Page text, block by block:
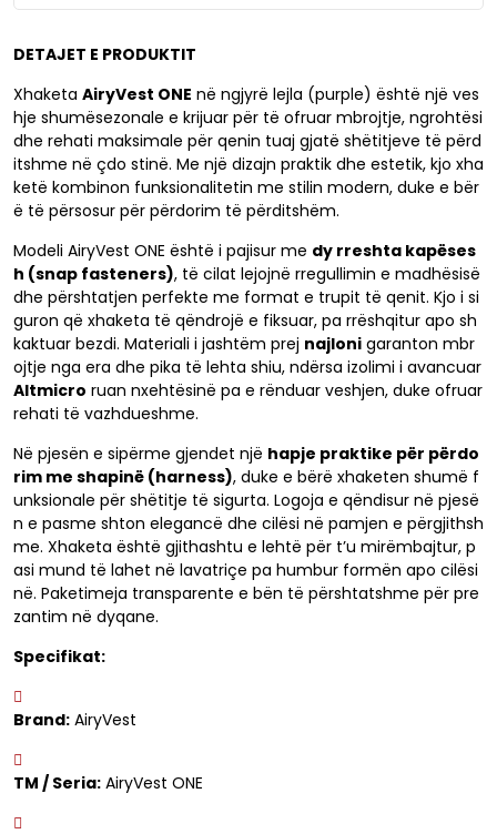
DETAJET E PRODUKTIT
Xhaketa AiryVest ONE në ngjyrë lejla (purple) është një ves
hje shumësezonale e krijuar për të ofruar mbrojtje, ngrohtësi
dhe rehati maksimale për qenin tuaj gjatë shëtitjeve të përd
itshme në çdo stinë. Me një dizajn praktik dhe estetik, kjo xha
ketë kombinon funksionalitetin me stilin modern, duke e bër
ë të përsosur për përdorim të përditshëm.
Modeli AiryVest ONE është i pajisur me dy rreshta kapëses
h (snap fasteners), të cilat lejojnë rregullimin e madhësisë
dhe përshtatjen perfekte me format e trupit të qenit. Kjo i si
guron që xhaketa të qëndrojë e fiksuar, pa rrëshqitur apo sh
kaktuar bezdi. Materiali i jashtëm prej najloni garanton mbr
ojtje nga era dhe pika të lehta shiu, ndërsa izolimi i avancuar
Altmicro ruan nxehtësinë pa e rënduar veshjen, duke ofruar
rehati të vazhdueshme.
Në pjesën e sipërme gjendet një hapje praktike për përdo
rim me shapinë (harness), duke e bërë xhaketen shumë f
unksionale për shëtitje të sigurta. Logoja e qëndisur në pjesë
n e pasme shton elegancë dhe cilësi në pamjen e përgjithsh
me. Xhaketa është gjithashtu e lehtë për t’u mirëmbajtur, p
asi mund të lahet në lavatriçe pa humbur formën apo cilësi
në. Paketimeja transparente e bën të përshtatshme për pre
zantim në dyqane.
Specifikat:
Brand: AiryVest
TM / Seria: AiryVest ONE